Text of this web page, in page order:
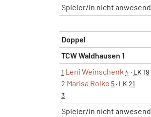
Spieler/in nicht anwesend
Doppel
TCW Waldhausen 1
1 Leni Weinschenk 4 · LK 19
2 Marisa Rolke 5· LK 21
3
Spieler/in nicht anwesend